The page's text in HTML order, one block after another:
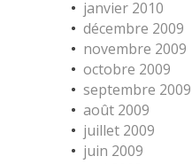
janvier 2010
décembre 2009
novembre 2009
octobre 2009
septembre 2009
août 2009
juillet 2009
juin 2009